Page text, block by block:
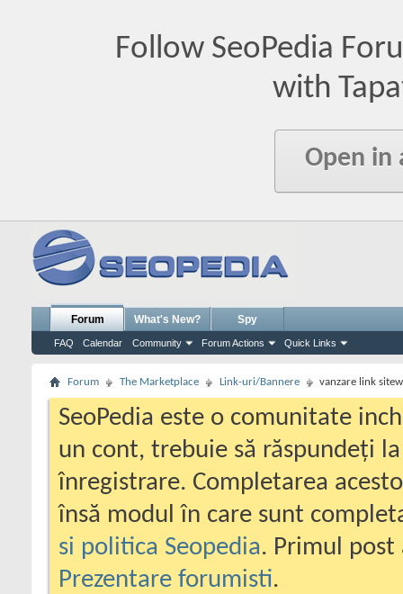
Follow SeoPedia
with
Open in
Forum
FAQ Calendar Community Forum Actions Quick Links
What's New? Spy
Forum The Marketplace Link-uri/Bannere vanzare link
SeoPedia este o comunitate
un cont, trebuie să răspundeți
înregistrare. Completarea
însă modul în care sunt
si politica Seopedia. Primul
Prezentare forumisti.